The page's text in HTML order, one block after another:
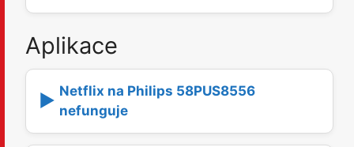
Aplikace
▶️ Netflix na Philips 58PUS8556
nefunguje